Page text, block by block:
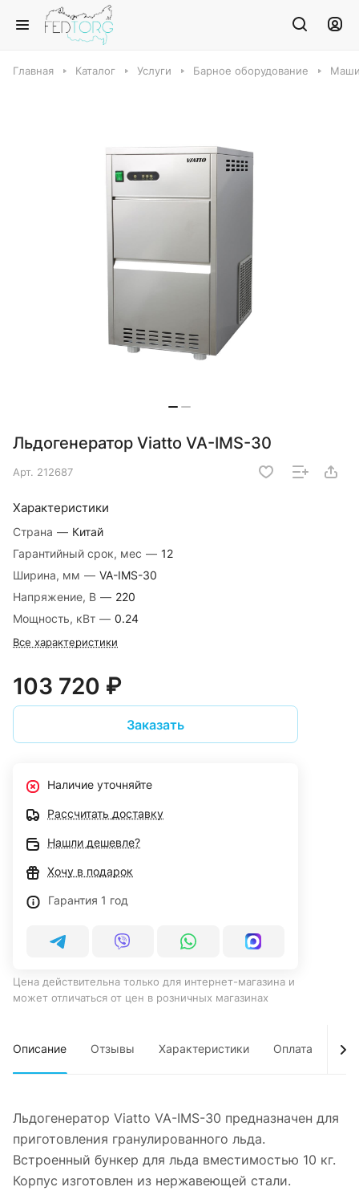
Главная Каталог Услуги Барное оборудование
Льдогенератор Viatto VA-IMS-30
Арт. 212687
Характеристики
Страна — Китай
Гарантийный срок, мес — 12
Ширина, мм — VA-IMS-30
Напряжение, В — 220
Мощность, кВт — 0.24
Все характеристики
103 720 ₽
Заказать
Наличие уточняйте
Рассчитать доставку
Нашли дешевле?
Хочу в подарок
Гарантия 1 год
Цена действительна только для интернет-магазина и
может отличаться от цен в розничных магазинах
Описание Отзывы Характеристики Оплата
Льдогенератор Viatto VA-IMS-30 предназначен для
приготовления гранулированного льда.
Встроенный бункер для льда вместимостью 10 кг.
Корпус изготовлен из нержавеющей стали.